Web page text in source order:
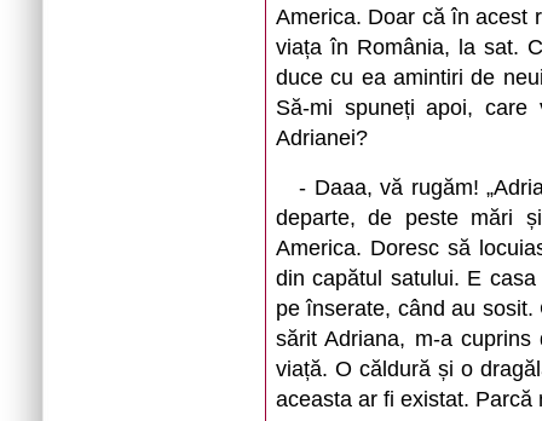
America. Doar că în acest
viața în România, la sat.
duce cu ea amintiri de
Să-mi spuneți apoi,
Adrianei?
- Daaa, vă rugăm!
departe, de peste mări
America. Doresc să
din capătul satului. E
pe înserate, când au
sărit Adriana, m-a
viață. O căldură și o
aceasta ar fi existat.